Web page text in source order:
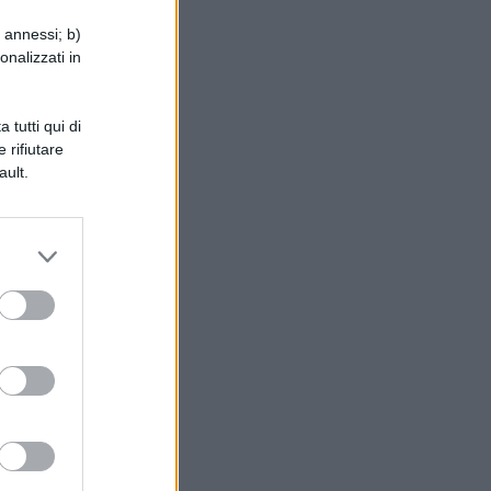
b)
in
tutti qui di
rifiutare